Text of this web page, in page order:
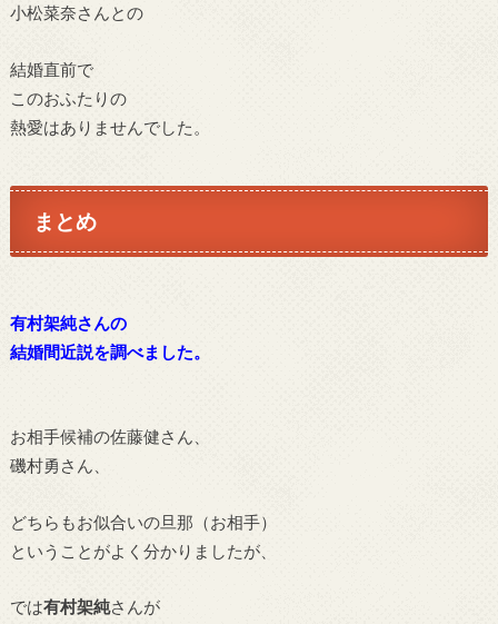
小松菜奈さんとの
結婚直前で
このおふたりの
熱愛はありませんでした。
まとめ
有村架純さんの
結婚間近説を調べました。
お相手候補の佐藤健さん、
磯村勇さん、
どちらもお似合いの旦那（お相手）
ということがよく分かりましたが、
では有村架純さんが